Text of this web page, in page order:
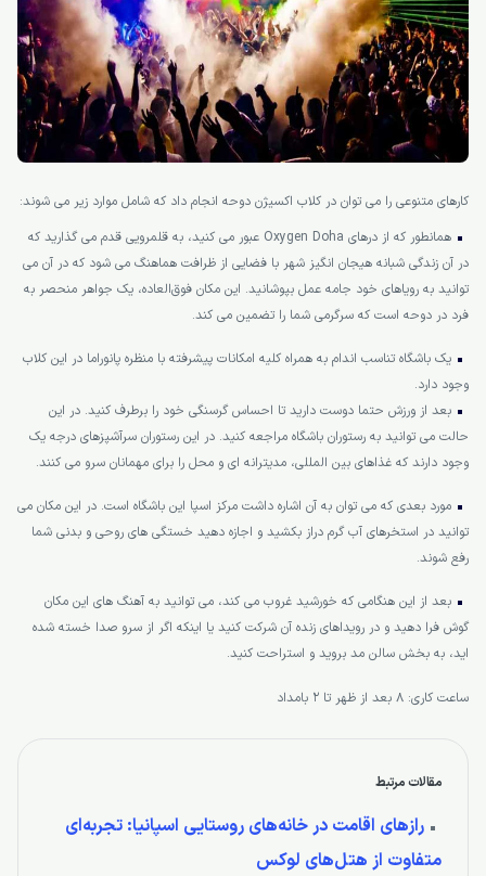
کارهای متنوعی را می توان در کلاب اکسیژن دوحه انجام داد که شامل موارد زیر می شوند:
همانطور که از درهای Oxygen Doha عبور می کنید، به قلمرویی قدم می گذارید که
در آن زندگی شبانه هیجان انگیز شهر با فضایی از ظرافت هماهنگ می شود که در آن می
توانید به رویاهای خود جامه عمل بپوشانید. این مکان فوق‌العاده، یک جواهر منحصر به
فرد در دوحه است که سرگرمی شما را تضمین می کند.
یک باشگاه تناسب اندام به همراه کلیه امکانات پیشرفته با منظره پانوراما در این کلاب
وجود دارد.
بعد از ورزش حتما دوست دارید تا احساس گرسنگی خود را برطرف کنید. در این
حالت می توانید به رستوران باشگاه مراجعه کنید. در این رستوران سرآشپزهای درجه یک
وجود دارند که غذاهای بین المللی، مدیترانه ای و محل را برای مهمانان سرو می کنند.
مورد بعدی که می توان به آن اشاره داشت مرکز اسپا این باشگاه است. در این مکان می
توانید در استخرهای آب گرم دراز بکشید و اجازه دهید خستگی های روحی و بدنی شما
رفع شوند.
بعد از این هنگامی که خورشید غروب می کند، می توانید به آهنگ های این مکان
گوش فرا دهید و در رویداهای زنده آن شرکت کنید یا اینکه اگر از سرو صدا خسته شده
اید، به بخش سالن مد بروید و استراحت کنید.
ساعت کاری: 8 بعد از ظهر تا 2 بامداد
مقالات مرتبط
رازهای اقامت در خانه‌های روستایی اسپانیا: تجربه‌ای
متفاوت از هتل‌های لوکس